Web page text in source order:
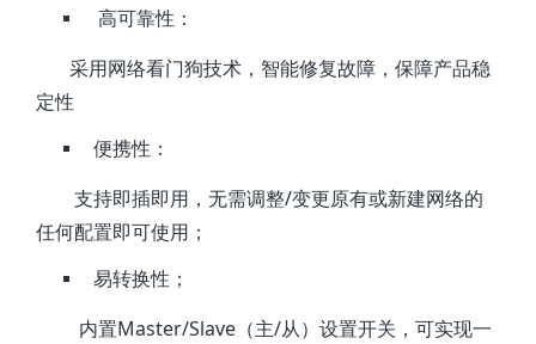
高可靠性：
采用网络看门狗技术，智能修复故障，保障产品稳
定性
便携性：
支持即插即用，无需调整/变更原有或新建网络的
任何配置即可使用；
易转换性；
内置Master/Slave（主/从）设置开关，可实现一